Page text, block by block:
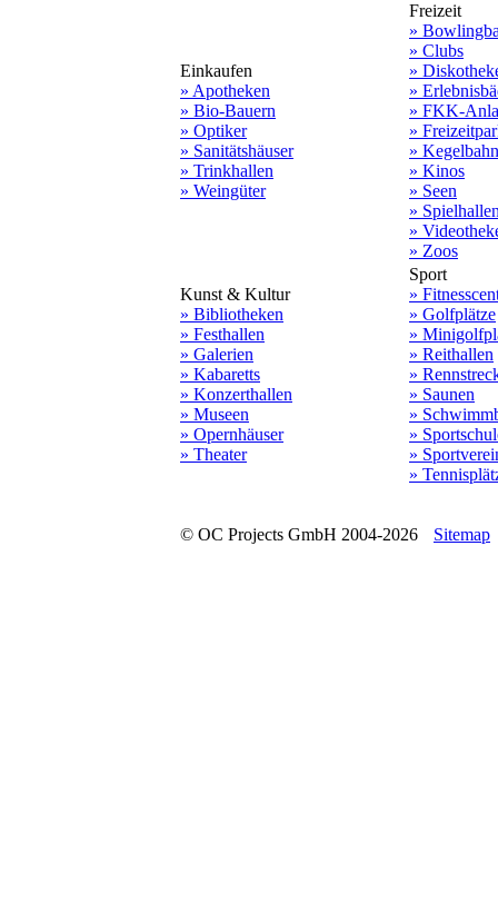
Einkaufen
» Apotheken
» Bio-Bauern
» Optiker
» Sanitätshäuser
» Trinkhallen
» Weingüter
Freizeit
»
» Clubs
»
»
» FKK-
»
»
» Kinos
» Seen
»
»
» Zoos
Kunst & Kultur
» Bibliotheken
» Festhallen
» Galerien
» Kabaretts
» Konzerthallen
» Museen
» Opernhäuser
» Theater
Sport
»
» Golfplätze
»
» Reithallen
»
» Saunen
»
»
»
»
© OC Projects GmbH 2004-2026 Sitemap